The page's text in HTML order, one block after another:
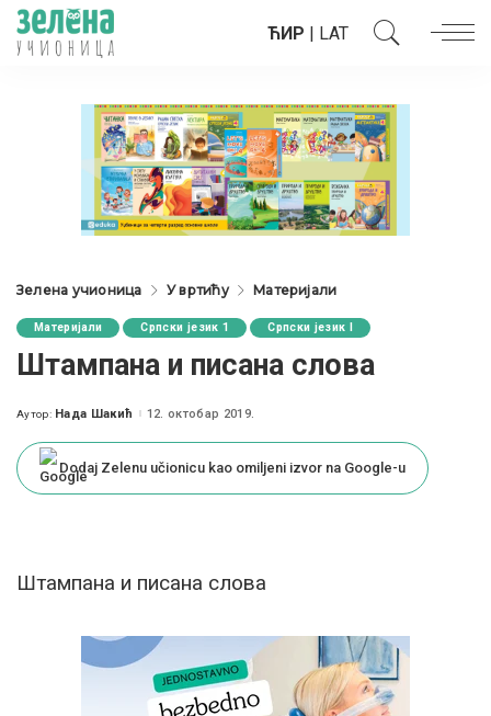
ЋИР | LAT
Зелена учионица У вртићу Материјали
Материјали Српски језик 1 Српски језик I
Штампана и писана слова
Posted
Аутор: Нада Шакић 12. октобар 2019.
Dodaj Zelenu učionicu kao omiljeni izvor na Google-u
Штампана и писана слова